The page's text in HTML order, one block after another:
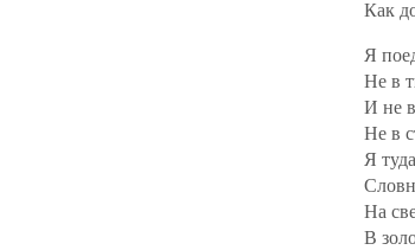
Как
Я
Не в
И не
Не в
Я
На
В